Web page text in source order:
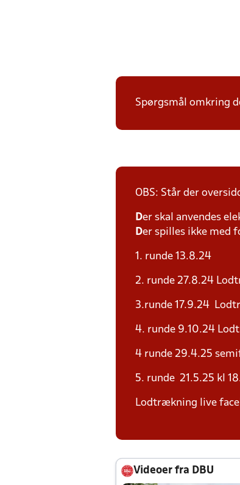
Spørgsmål omkring
OBS: Står der
Der skal anvendes
Der spilles ikke med
1. runde 13.8.24
2. runde 27.8.24
3.runde 17.9.24
4. runde 9.10.24
4 runde 29.4.25
5. runde 21.5.25 kl
Lodtrækning live
Videoer fra DBU